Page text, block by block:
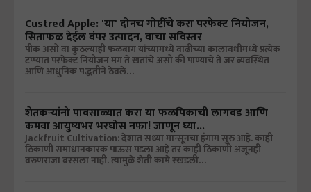
Custred Apple: 'या' दोनच गोष्टींचे करा परफेक्ट नियोजन,
सिताफळ देईल बंपर उत्पादन, वाचा सविस्तर
पीक असो वा कुठल्याही फळबाग यांच्यामध्ये वाढीच्या कालावधीमध्ये प्रत्येक
टप्प्यात परफेक्ट नियोजन मग ते खतांचे असो की पाण्याचे ते जर व्यवस्थित
आणि आधुनिक पद्धतीने ठेवले…
शेतकऱ्यांनो पावसाळ्यात करा या फळपिकाची लागवड आणि
कमवा आयुष्यभर भरघोस नफा! जाणून घ्या...
Jackfruit Cultivation: देशात सध्या मान्सूनचा हंगाम सुरु आहे. काही
ठिकाणी समाधानकारक पाऊस पडला आहे तर काही ठिकाणी अजूनही
वरुणराजा बरसला नाही. त्यामुळे शेती कामे रखडली…